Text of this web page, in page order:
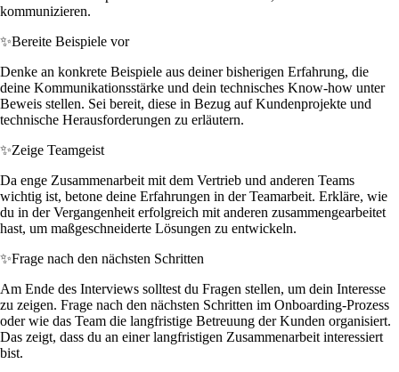
kommunizieren.
✨Bereite Beispiele vor
Denke an konkrete Beispiele aus deiner bisherigen Erfahrung, die
deine Kommunikationsstärke und dein technisches Know-how unter
Beweis stellen. Sei bereit, diese in Bezug auf Kundenprojekte und
technische Herausforderungen zu erläutern.
✨Zeige Teamgeist
Da enge Zusammenarbeit mit dem Vertrieb und anderen Teams
wichtig ist, betone deine Erfahrungen in der Teamarbeit. Erkläre, wie
du in der Vergangenheit erfolgreich mit anderen zusammengearbeitet
hast, um maßgeschneiderte Lösungen zu entwickeln.
✨Frage nach den nächsten Schritten
Am Ende des Interviews solltest du Fragen stellen, um dein Interesse
zu zeigen. Frage nach den nächsten Schritten im Onboarding-Prozess
oder wie das Team die langfristige Betreuung der Kunden organisiert.
Das zeigt, dass du an einer langfristigen Zusammenarbeit interessiert
bist.